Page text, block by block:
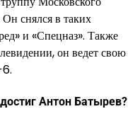
снялся в таких
и «Спецназ». Также
он ведет свою
Антон Батырев?